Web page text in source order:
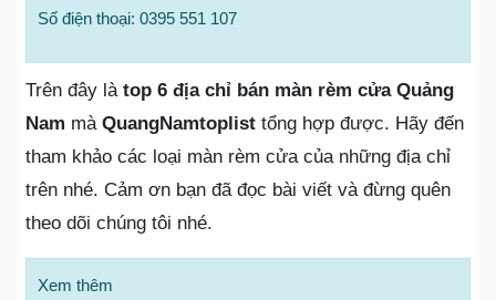
Số điện thoại: 0395 551 107
Trên đây là top 6 địa chỉ bán màn rèm cửa Quảng
Nam mà QuangNamtoplist tổng hợp được. Hãy đến
tham khảo các loại màn rèm cửa của những địa chỉ
trên nhé. Cảm ơn bạn đã đọc bài viết và đừng quên
theo dõi chúng tôi nhé.
Xem thêm